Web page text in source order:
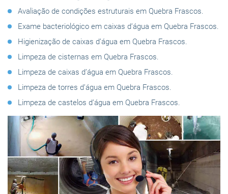
Avaliação de condições estruturais em Quebra Frascos.
Exame bacteriológico em caixas d’água em Quebra Frascos.
Higienização de caixas d’água em Quebra Frascos.
Limpeza de cisternas em Quebra Frascos.
Limpeza de caixas d’água em Quebra Frascos.
Limpeza de torres d’água em Quebra Frascos.
Limpeza de castelos d’água em Quebra Frascos.